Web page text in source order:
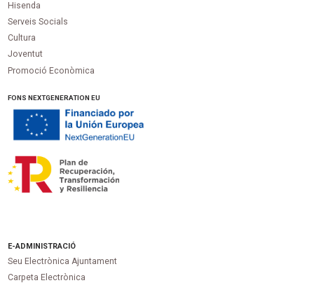
Hisenda
Serveis Socials
Cultura
Joventut
Promoció Econòmica
FONS NEXTGENERATION EU
E-ADMINISTRACIÓ
Seu Electrònica Ajuntament
Carpeta Electrònica